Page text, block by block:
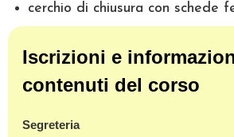
cerchio di chiusura con schede
Iscrizioni e
contenuti del corso
Segreteria